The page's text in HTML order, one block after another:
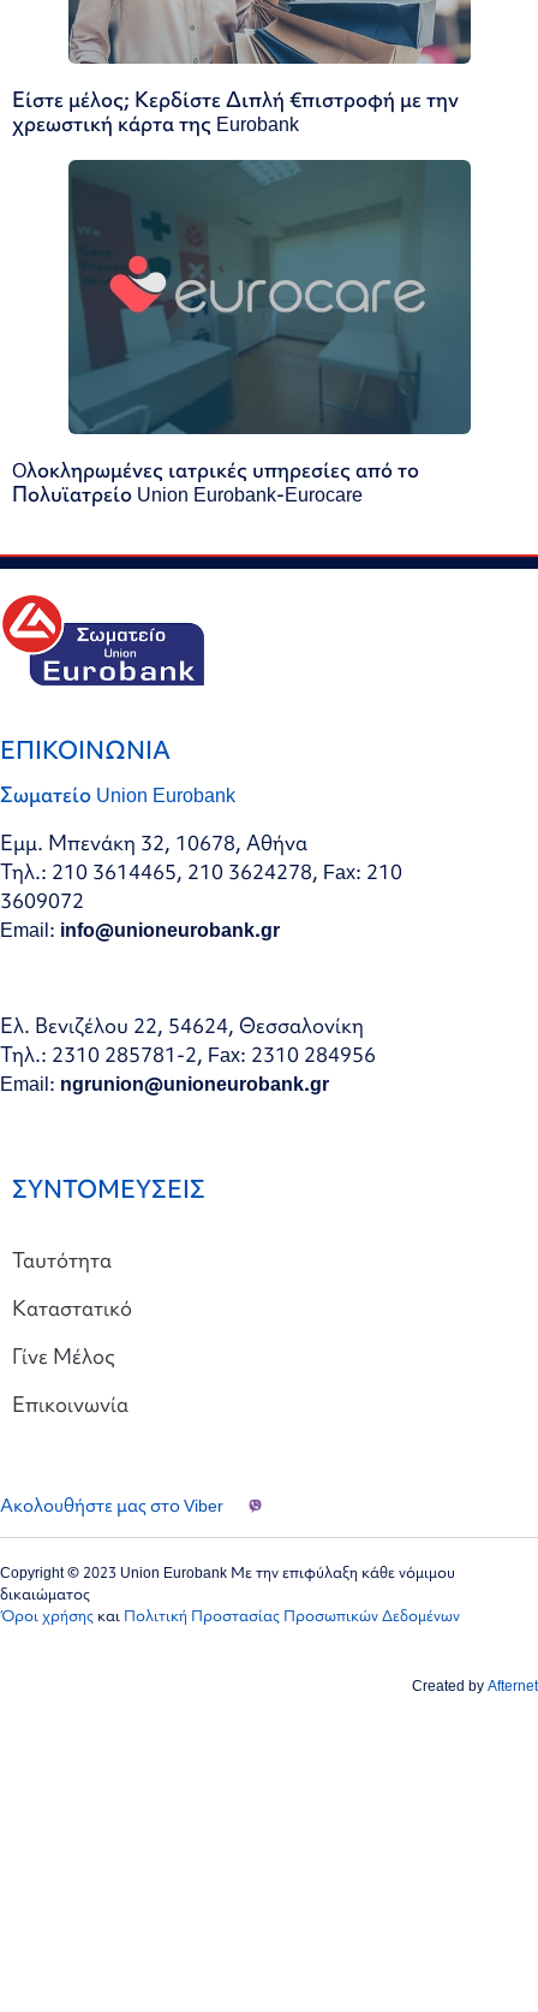
Είστε μέλος; Κερδίστε Διπλή €πιστροφή με την
χρεωστική κάρτα της Eurobank
Oλοκληρωμένες ιατρικές υπηρεσίες από το
Πολυϊατρείο Union Eurobank-Eurocare
ΕΠΙΚΟΙΝΩΝΙΑ
Σωματείο Union Eurobank
Εμμ. Μπενάκη 32, 10678, Αθήνα
Τηλ.: 210 3614465, 210 3624278, Fax: 210
3609072
Email: info@unioneurobank.gr
Ελ. Βενιζέλου 22, 54624, Θεσσαλονίκη
Τηλ.: 2310 285781-2, Fax: 2310 284956
Email: ngrunion@unioneurobank.gr
ΣΥΝΤΟΜΕΥΣΕΙΣ
Ταυτότητα
Καταστατικό
Γίνε Μέλος
Επικοινωνία
Ακολουθήστε μας στο Viber
Copyright © 2023 Union Eurobank Με την επιφύλαξη κάθε νόμιμου
δικαιώματος
Όροι χρήσης και Πολιτική Προστασίας Προσωπικών Δεδομένων
Created byAfternet